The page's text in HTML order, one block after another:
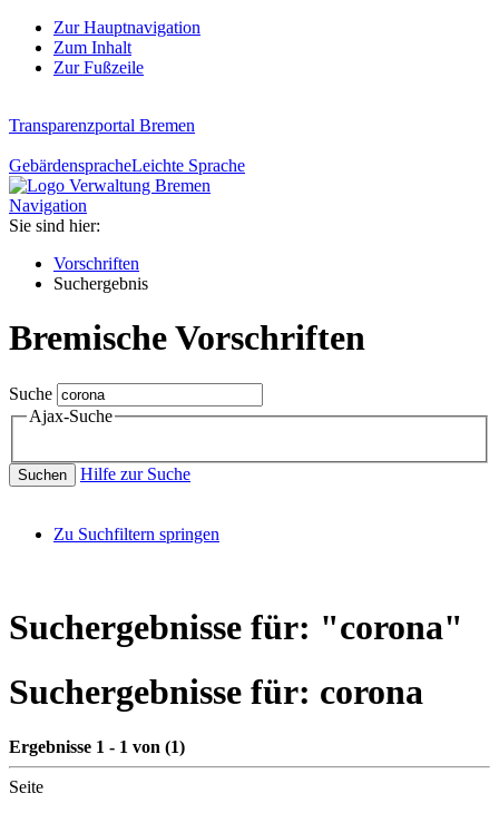
Zur Hauptnavigation
Zum Inhalt
Zur Fußzeile
Transparenzportal Bremen
GebärdenspracheLeichte Sprache
Navigation
Sie sind hier:
Vorschriften
Suchergebnis
Bremische Vorschriften
Suche
Ajax-Suche
Suchen Hilfe zur Suche
Zu Suchfiltern springen
Suchergebnisse für: "corona"
Suchergebnisse für: corona
Ergebnisse 1 - 1 von (1)
Seite